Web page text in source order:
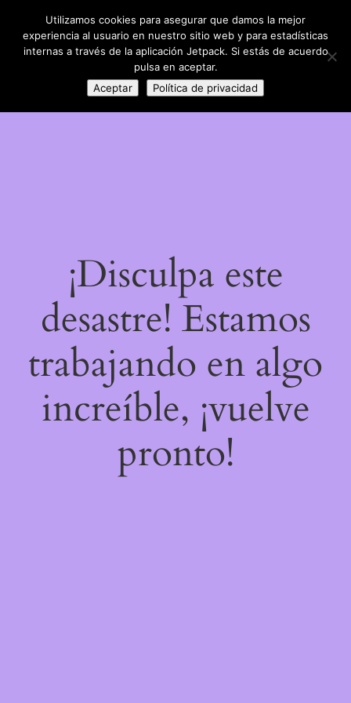
DIY con lana LinkedIn
Instagram
Facebook
Acceder
¡Disculpa este
desastre! Estamos
trabajando en algo
increíble, ¡vuelve
pronto!
Utilizamos cookies para asegurar que damos la mejor
experiencia al usuario en nuestro sitio web y para estadísticas
internas a través de la aplicación Jetpack. Si estás de acuerdo
pulsa en aceptar.
Aceptar
Política de privacidad